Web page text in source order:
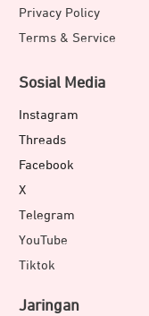
Privacy Policy
Terms & Service
Sosial Media
Instagram
Threads
Facebook
X
Telegram
YouTube
Tiktok
Jaringan